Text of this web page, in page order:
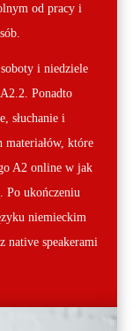
od pracy i
i niedziele
Ponadto
słuchanie i
materiałów, które
A2 online w jak
Po ukończeniu
niemieckim
native speakerami